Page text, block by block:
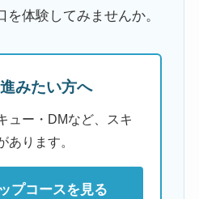
を体験してみませんか。
みたい方へ
ュー・DMなど、スキ
あります。
プコースを見る